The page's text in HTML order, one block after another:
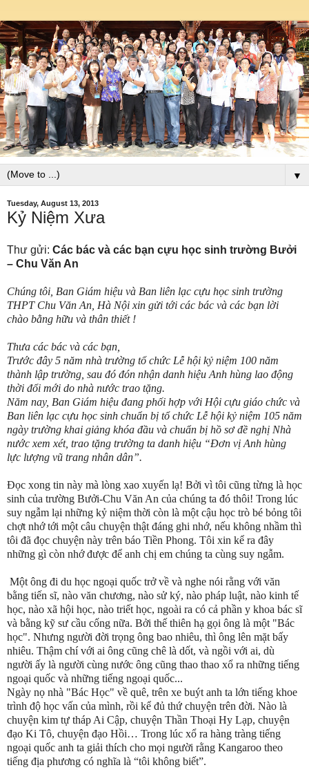
▼
Tuesday, August 13, 2013
Kỷ Niệm Xưa
Thư gửi: Các bác và các bạn cựu học sinh trường Bưởi
– Chu Văn An
Chúng tôi, Ban Giám hiệu và Ban liên lạc cựu học sinh trường
THPT Chu Văn An, Hà Nội xin gửi tới các bác và các bạn lời
chào bằng hữu và thân thiết !
Thưa các bác và các bạn,
Trước đây 5 năm nhà trường tổ chức Lễ hội kỷ niệm 100 năm
thành lập trường, sau đó đón nhận danh hiệu Anh hùng lao động
thời đổi mới do nhà nước trao tặng.
Năm nay, Ban Giám hiệu đang phối hợp với Hội cựu giáo chức và
Ban liên lạc cựu học sinh chuẩn bị tổ chức Lễ hội kỷ niệm 105 năm
ngày trường khai giảng khóa đầu và chuẩn bị hồ sơ đề nghị Nhà
nước xem xét, trao tặng trường ta danh hiệu “Đơn vị Anh hùng
lực lượng vũ trang nhân dân”.
Đọc xong tin này mà lòng xao xuyến lạ! Bởi vì tôi cũng từng là học
sinh của trường Bưởi-Chu Văn An của chúng ta đó thôi! Trong lúc
suy ngẫm lại những kỷ niệm thời còn là một cậu học trò bé bỏng tôi
chợt nhớ tới một câu chuyện thật đáng ghi nhớ, nếu không nhầm thì
tôi đã đọc chuyện này trên báo Tiền Phong. Tôi xin kể ra đây
những gì còn nhớ được để anh chị em chúng ta cùng suy ngẫm.
Một ông đi du học ngoại quốc trở về và nghe nói rằng với văn
bằng tiến sĩ, nào văn chương, nào sử ký, nào pháp luật, nào kinh tế
học, nào xã hội học, nào triết học, ngoài ra có cả phần y khoa bác sĩ
và bằng kỹ sư cầu cống nữa. Bởi thế thiên hạ gọi ông là một "Bác
học". Nhưng người đời trọng ông bao nhiêu, thì ông lên mặt bấy
nhiêu. Thậm chí với ai ông cũng chê là dốt, và ngồi với ai, dù
người ấy là người cùng nước ông cũng thao thao xổ ra những tiếng
ngoại quốc và những tiếng ngoại quốc...
Ngày nọ nhà "Bác Học" về quê, trên xe buýt anh ta lớn tiếng khoe
trình độ học vấn của mình, rồi kể đủ thứ chuyện trên đời. Nào là
chuyện kim tự tháp Ai Cập, chuyện Thần Thoại Hy Lạp, chuyện
đạo Ki Tô, chuyện đạo Hồi… Trong lúc xổ ra hàng tràng tiếng
ngoại quốc anh ta giải thích cho mọi người rằng Kangaroo theo
tiếng địa phương có nghĩa là “tôi không biết”.